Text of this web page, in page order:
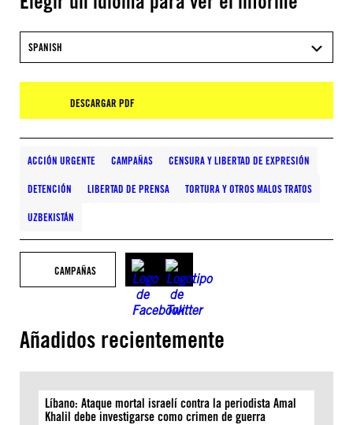
SPANISH
DESCARGAR PDF
ACCIÓN URGENTE CAMPAÑAS CENSURA Y LIBERTAD DE EXPRESIÓN
DETENCIÓN LIBERTAD DE PRENSA TORTURA Y OTROS MALOS TRATOS
UZBEKISTÁN
CAMPAÑAS
Añadidos recientemente
Líbano: Ataque mortal israelí contra la periodista Amal
Khalil debe investigarse como crimen de guerra